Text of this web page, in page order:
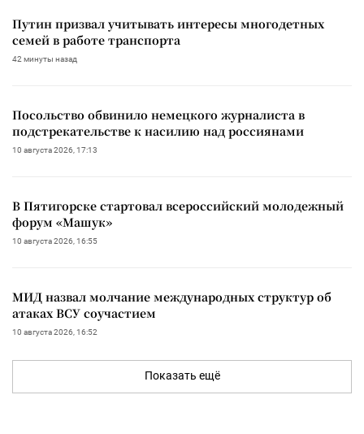
Путин призвал учитывать интересы многодетных
семей в работе транспорта
42 минуты назад
Посольство обвинило немецкого журналиста в
подстрекательстве к насилию над россиянами
10 августа 2026, 17:13
В Пятигорске стартовал всероссийский молодежный
форум «Машук»
10 августа 2026, 16:55
МИД назвал молчание международных структур об
атаках ВСУ соучастием
10 августа 2026, 16:52
Показать ещё